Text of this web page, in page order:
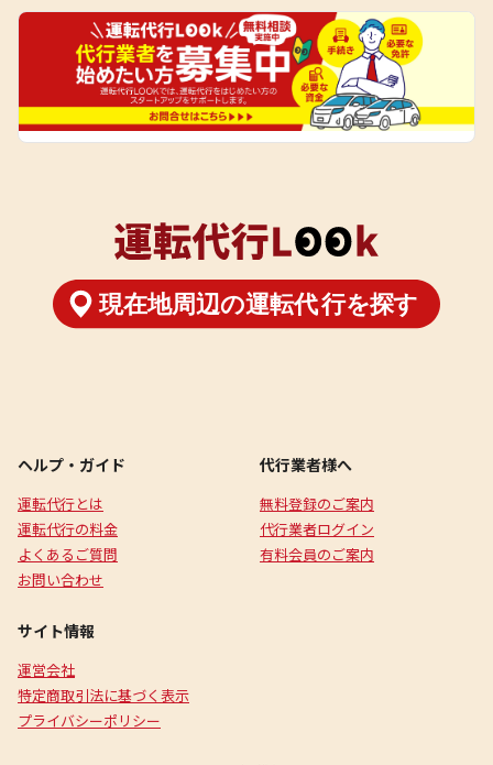
ヘルプ・ガイド
運転代行とは
運転代行の料金
よくあるご質問
お問い合わせ
代行業者様へ
無料登録のご案内
代行業者ログイン
有料会員のご案内
サイト情報
運営会社
特定商取引法に基づく表示
プライバシーポリシー